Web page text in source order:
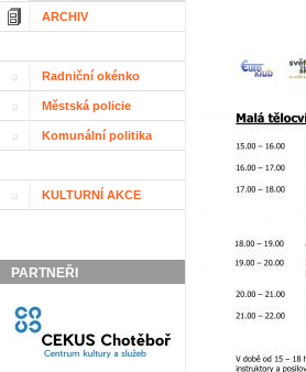
ARCHIV
Radniční okénko
Městská policie
Komunální politika
KULTURNÍ AKCE
PARTNEŘI